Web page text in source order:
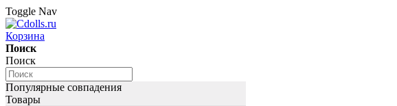
Toggle Nav
Корзина
Поиск
Поиск
Популярные совпадения
Товары